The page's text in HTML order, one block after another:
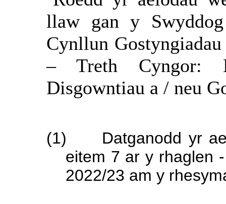
llaw gan y
Cynllun
– Treth Cyngor:
Disgowntiau a / neu
(1)
Datganodd yr
eitem 7 ar y rhaglen
2022/23 am y